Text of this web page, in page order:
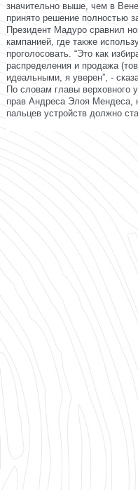
значительно выше, чем в
принято решение полностью
Президент Мадуро сравнил
кампанией, где также
проголосовать. “Это как
распределения и продажа
идеальными, я уверен”, -
По словам главы верховного
прав Андреса Элоя Мендеса,
пальцев устройств должно